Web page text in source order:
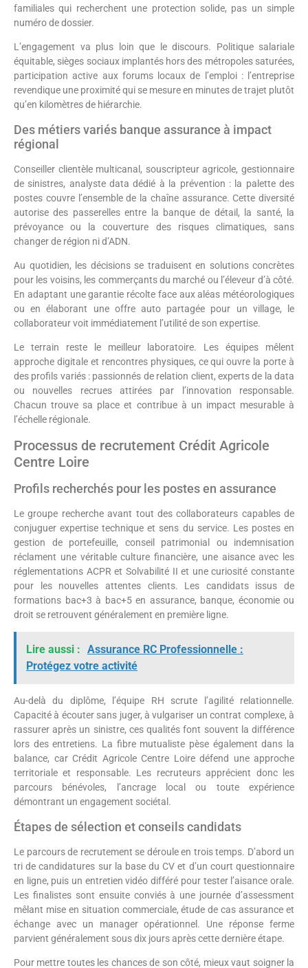
familiales qui recherchent une protection solide, pas un simple
numéro de dossier.
L’engagement va plus loin que le discours. Politique salariale
équitable, sièges sociaux implantés hors des métropoles saturées,
participation active aux forums locaux de l’emploi : l’entreprise
revendique une proximité qui se mesure en minutes de trajet plutôt
qu’en kilomètres de hiérarchie.
Des métiers variés banque assurance à impact
régional
Conseiller clientèle multicanal, souscripteur agricole, gestionnaire
de sinistres, analyste data dédié à la prévention : la palette des
postes couvre l’ensemble de la chaîne assurance. Cette diversité
autorise des passerelles entre la banque de détail, la santé, la
prévoyance ou la couverture des risques climatiques, sans
changer de région ni d’ADN.
Au quotidien, les décisions se traduisent en solutions concrètes
pour les voisins, les commerçants du marché ou l’éleveur d’à côté.
En adaptant une garantie récolte face aux aléas météorologiques
ou en élaborant une offre auto partagée pour un village, le
collaborateur voit immédiatement l’utilité de son expertise.
Le terrain reste le meilleur laboratoire. Les équipes mêlent
approche digitale et rencontres physiques, ce qui ouvre la porte à
des profils variés : passionnés de relation client, experts de la data
ou nouvelles recrues attirées par l’innovation responsable.
Chacun trouve sa place et contribue à un impact mesurable à
l’échelle régionale.
Processus de recrutement Crédit Agricole
Centre Loire
Profils recherchés pour les postes en assurance
Le groupe recherche avant tout des collaborateurs capables de
conjuguer expertise technique et sens du service. Les postes en
gestion de portefeuille, conseil patrimonial ou indemnisation
réclament une véritable culture financière, une aisance avec les
réglementations ACPR et Solvabilité II et une curiosité constante
pour les nouvelles attentes clients. Les candidats issus de
formations bac+3 à bac+5 en assurance, banque, économie ou
droit se retrouvent généralement en première ligne.
Lire aussi : Assurance RC Professionnelle :
Protégez votre activité
Au-delà du diplôme, l’équipe RH scrute l’agilité relationnelle.
Capacité à écouter sans juger, à vulgariser un contrat complexe, à
rassurer après un sinistre, ces qualités font souvent la différence
lors des entretiens. La fibre mutualiste pèse également dans la
balance, car Crédit Agricole Centre Loire défend une approche
territoriale et responsable. Les recruteurs apprécient donc les
parcours bénévoles, l’ancrage local ou toute expérience
démontrant un engagement sociétal.
Étapes de sélection et conseils candidats
Le parcours de recrutement se déroule en trois temps. D’abord un
tri de candidatures sur la base du CV et d’un court questionnaire
en ligne, puis un entretien vidéo différé pour tester l’aisance orale.
Les finalistes sont ensuite conviés à une journée d’assessment
mêlant mise en situation commerciale, étude de cas assurance et
échange avec un manager opérationnel. Une réponse ferme
parvient généralement sous dix jours après cette dernière étape.
Pour mettre toutes les chances de son côté, mieux vaut soigner la